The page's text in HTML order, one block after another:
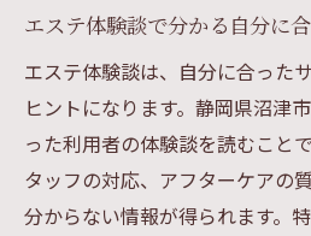
エステ体験談で分かる自分に
エステ体験談は、自分に合った
ヒントになります。静岡県沼津
った利用者の体験談を読むこと
タッフの対応、アフターケアの
分からない情報が得られます。